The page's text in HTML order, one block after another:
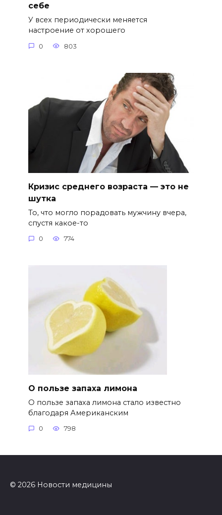
себе
У всех периодически меняется
настроение от хорошего
0 803
Кризис среднего возраста — это не
шутка
То, что могло порадовать мужчину вчера,
спустя какое-то
0 774
О пользе запаха лимона
О пользе запаха лимона стало известно
благодаря Американским
0 798
© 2026 Новости медицины